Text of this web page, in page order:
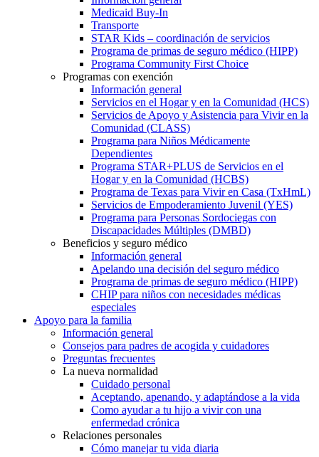
Medicaid Buy-In
Transporte
STAR Kids – coordinación de servicios
Programa de primas de seguro médico (HIPP)
Programa Community First Choice
Programas con exención
Información general
Servicios en el Hogar y en la Comunidad (HCS)
Servicios de Apoyo y Asistencia para Vivir en la
Comunidad (CLASS)
Programa para Niños Médicamente
Dependientes
Programa STAR+PLUS de Servicios en el
Hogar y en la Comunidad (HCBS)
Programa de Texas para Vivir en Casa (TxHmL)
Servicios de Empoderamiento Juvenil (YES)
Programa para Personas Sordociegas con
Discapacidades Múltiples (DMBD)
Beneficios y seguro médico
Información general
Apelando una decisión del seguro médico
Programa de primas de seguro médico (HIPP)
CHIP para niños con necesidades médicas
especiales
Apoyo para la familia
Información general
Consejos para padres de acogida y cuidadores
Preguntas frecuentes
La nueva normalidad
Cuidado personal
Aceptando, apenando, y adaptándose a la vida
Como ayudar a tu hijo a vivir con una
enfermedad crónica
Relaciones personales
Cómo manejar tu vida diaria